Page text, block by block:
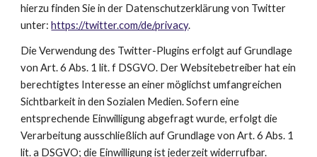
hierzu finden Sie in der Datenschutzerklärung von Twitter
unter: https://twitter.com/de/privacy.
Die Verwendung des Twitter-Plugins erfolgt auf Grundlage
von Art. 6 Abs. 1 lit. f DSGVO. Der Websitebetreiber hat ein
berechtigtes Interesse an einer möglichst umfangreichen
Sichtbarkeit in den Sozialen Medien. Sofern eine
entsprechende Einwilligung abgefragt wurde, erfolgt die
Verarbeitung ausschließlich auf Grundlage von Art. 6 Abs. 1
lit. a DSGVO; die Einwilligung ist jederzeit widerrufbar.